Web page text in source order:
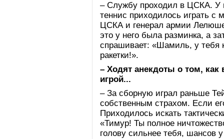
– Службу проходил в ЦСКА. У
теннис приходилось играть с
ЦСКА и генерал армии
это у него была разминка, а
спрашивает: «Шамиль, у тебя
ракетки!».
– Ходят анекдоты о том, как
игрой...
– За сборную играл раньше
собственным страхом. Если
Приходилось искать
«Тимур! Ты полное
голову сильнее тебя, шансов